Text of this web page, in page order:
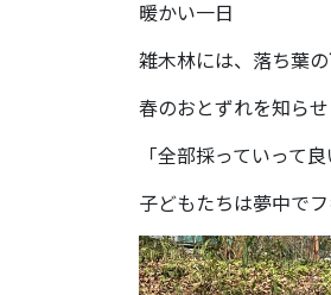
暖かい一日
雑木林には、落ち葉
春のおとずれを知らせ
「全部採っていって良
子どもたちは夢中で